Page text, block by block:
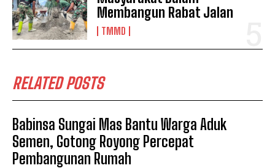
Membangun Rabat Jalan
TMMD
RELATED POSTS
Babinsa Sungai Mas Bantu Warga Aduk
Semen, Gotong Royong Percepat
Pembangunan Rumah